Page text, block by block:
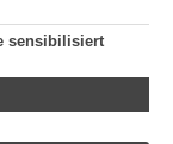
sensibilisiert